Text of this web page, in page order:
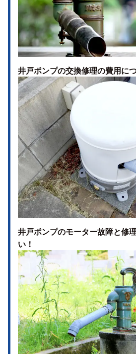
井戸ポンプの交換修理の費用に
井戸ポンプのモーター故障と修
い！